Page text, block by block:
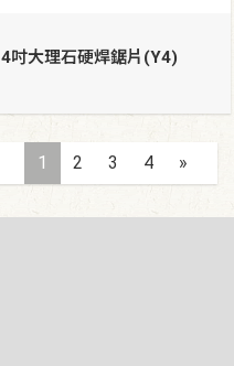
4吋大理石硬焊鋸片(Y4)
1 2 3 4 »